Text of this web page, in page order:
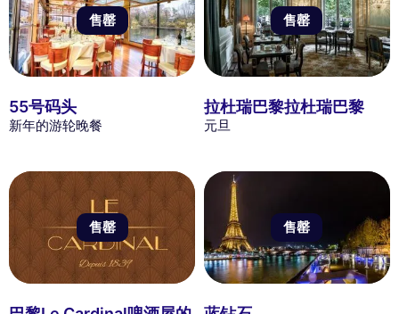
售罄
55号码头
新年的游轮晚餐
售罄
拉杜瑞巴黎拉杜瑞巴黎
元旦
售罄 售罄